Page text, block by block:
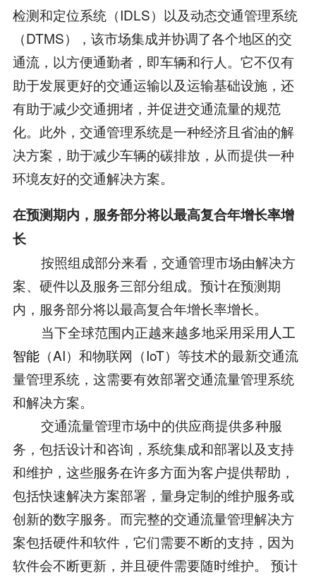
检测和定位系统（IDLS）以及动态交通管理系统
（DTMS），该市场集成并协调了各个地区的交
通流，以方便通勤者，即车辆和行人。它不仅有
助于发展更好的交通运输以及运输基础设施，还
有助于减少交通拥堵，并促进交通流量的规范
化。此外，交通管理系统是一种经济且省油的解
决方案，助于减少车辆的碳排放，从而提供一种
环境友好的交通解决方案。
在预测期内，服务部分将以最高复合年增长率增
长
按照组成部分来看，交通管理市场由解决方
案、硬件以及服务三部分组成。预计在预测期
内，服务部分将以最高复合年增长率增长。
当下全球范围内正越来越多地采用采用 人工
智能（AI）和物联网（IoT）等技术的最新交通流
量管理系统，这需要有效部署交通流量管理系统
和解决方案。
交通流量管理市场中的供应商提供多种服
务，包括设计和咨询，系统集成和部署以及支持
和维护，这些服务在许多方面为客户提供帮助，
包括快速解决方案部署，量身定制的维护服务或
创新的数字服务。而完整的交通流量管理解决方
案包括硬件和软件，它们需要不断的支持，因为
软件会不断更新，并且硬件需要随时维护。 预计